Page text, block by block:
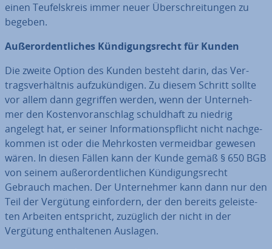
einen Teu­fels­kreis immer neuer Über­schrei­tun­gen zu
begeben.
Au­ßer­or­dent­li­ches Kün­di­gungs­recht für Kunden
Die zweite Option des Kunden besteht darin, das Ver­
trags­ver­hält­nis auf­zu­kün­di­gen. Zu diesem Schritt sollte
vor allem dann gegriffen werden, wenn der Un­ter­neh­
mer den Kos­ten­vor­anschlag schuld­haft zu niedrig
angelegt hat, er seiner In­for­ma­ti­ons­pflicht nicht nach­ge­
kom­men ist oder die Mehr­kos­ten ver­meid­bar gewesen
wären. In diesen Fällen kann der Kunde gemäß § 650 BGB
von seinem au­ßer­or­dent­li­chen Kün­di­gungs­recht
Gebrauch machen. Der Un­ter­neh­mer kann dann nur den
Teil der Vergütung ein­for­dern, der den bereits ge­leis­te­
ten Arbeiten ent­spricht, zuzüglich der nicht in der
Vergütung ent­hal­te­nen Auslagen.